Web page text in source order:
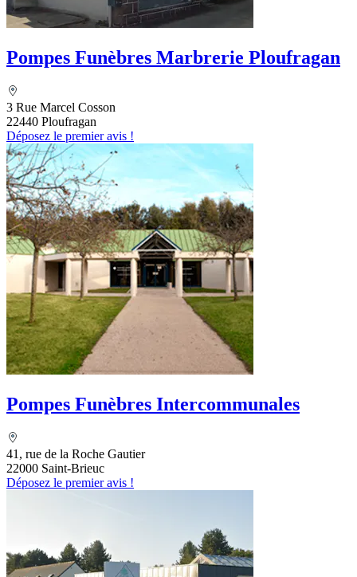
Pompes Funèbres Marbrerie Ploufragan
3 Rue Marcel Cosson
22440 Ploufragan
Déposez le premier avis !
Pompes Funèbres Intercommunales
41, rue de la Roche Gautier
22000 Saint-Brieuc
Déposez le premier avis !